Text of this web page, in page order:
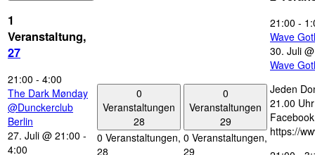
1
Veranstaltung,
27
21:00 - 4:00
The Dark Mønday
@Dunckerclub
Berlin
27. Juli @ 21:00 -
4:00
0
Veranstaltungen
28
0 Veranstaltungen,
28
0
Veranstaltungen
29
0 Veranstaltungen,
29
21:00 -
Wave
30. Juli
Wave
Jeden
21.00
https://